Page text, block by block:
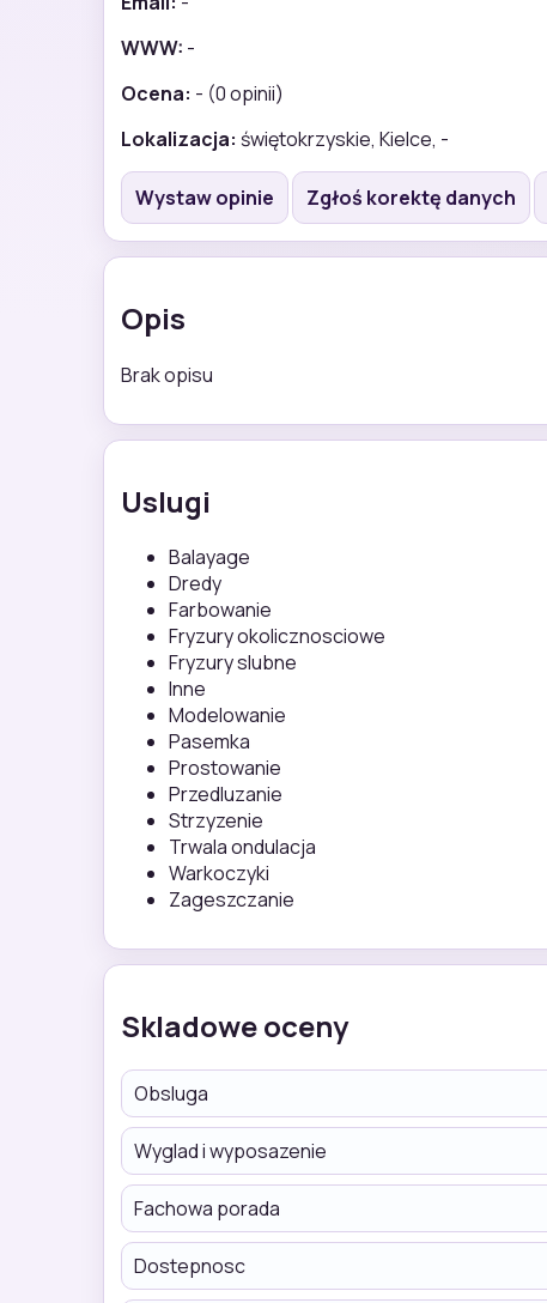
WWW: -
Ocena: - (0 opinii)
Lokalizacja: świętokrzyskie, Kielce, -
Wystaw opinie Zgłoś korektę danych
Opis
Brak opisu
Uslugi
Balayage
Dredy
Farbowanie
Fryzury okolicznosciowe
Fryzury slubne
Inne
Modelowanie
Pasemka
Prostowanie
Przedluzanie
Strzyzenie
Trwala ondulacja
Warkoczyki
Zageszczanie
Skladowe oceny
Obsluga
Wyglad i wyposazenie
Fachowa porada
Dostepnosc